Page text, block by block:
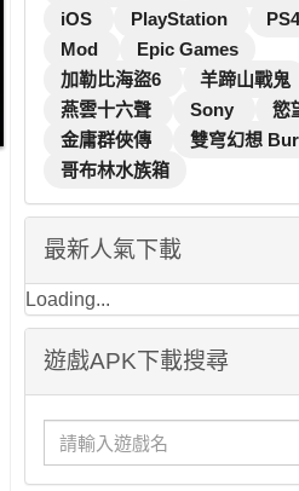
iOS
PlayStation
PS4
Mod
Epic Games
加勒比海盜6
羊蹄山戰鬼
燕雲十六聲
Sony
慾
金庸群俠傳
雙穹幻想
哥布林水族箱
最新人氣下載
Loading...
遊戲APK下載搜尋